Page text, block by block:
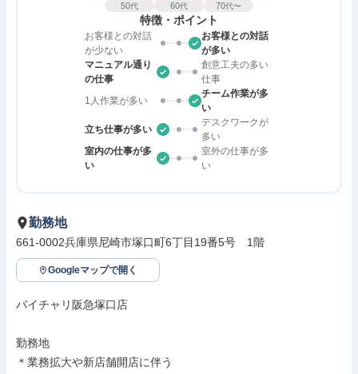
50代 60代 70代〜
特徴・ポイント
お客様との対話
が少ない
お客様との対話
が多い
マニュアル通り
の仕事
創意工夫の多い
仕事
1人作業が多い
チーム作業が多
い
立ち仕事が多い
デスクワークが
多い
室内の仕事が多
い
室外の仕事が多
い
勤務地
661-0002兵庫県尼崎市塚口町6丁目19番5号　1階
Googleマップで開く
バイチャリ阪急塚口店
勤務地
＊業務拡大や新店舗開店に伴う